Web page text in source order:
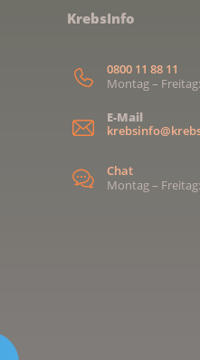
KrebsInfo
0800 11 88 11
Montag –
E-Mail
Chat
Montag –